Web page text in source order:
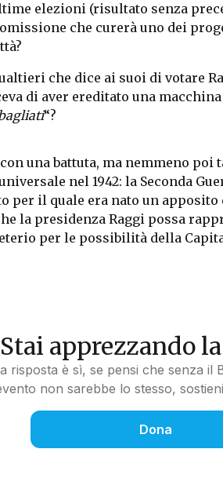
elezioni (risultato senza
che curerà uno dei
che dice ai suoi di votare
di aver ereditato una
“?
una battuta, ma nemmeno poi
nel 1942: la Seconda
per il quale era nato un apposito
la presidenza Raggi possa
per le possibilità della
Stai apprezzando
risposta è sì, se pensi che senza il
non sarebbe lo stesso,
Dona